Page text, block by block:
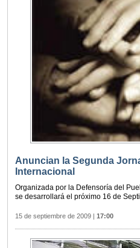
Anuncian la Segunda
Internacional
Organizada por la Defensoría del
se desarrollará el próximo 16 de
15 de septiembre de 2009 17:00